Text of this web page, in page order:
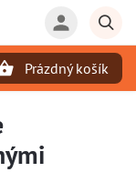
Prázdný košík